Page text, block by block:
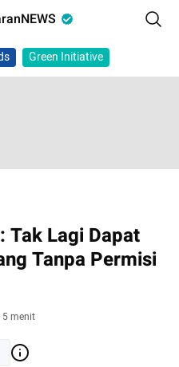
Green Initiative
Tak Lagi Dapat
Tanpa Permisi
menit